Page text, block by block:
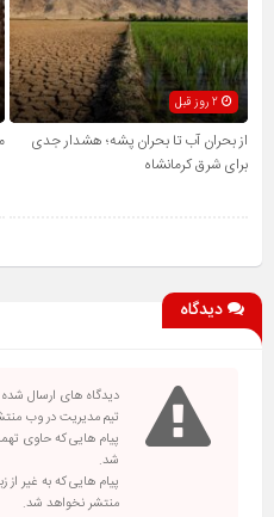
2 روز قبل
از بحران آب تا بحران پشه؛ هشدار جدی
برای شرق کرمانشاه
دیدگاه
دیدگاه های ارسال
تیم مدیریت در وب
پیام هایی که حاوی
شد.
پیام هایی که به غیر از
منتشر نخواهد شد.